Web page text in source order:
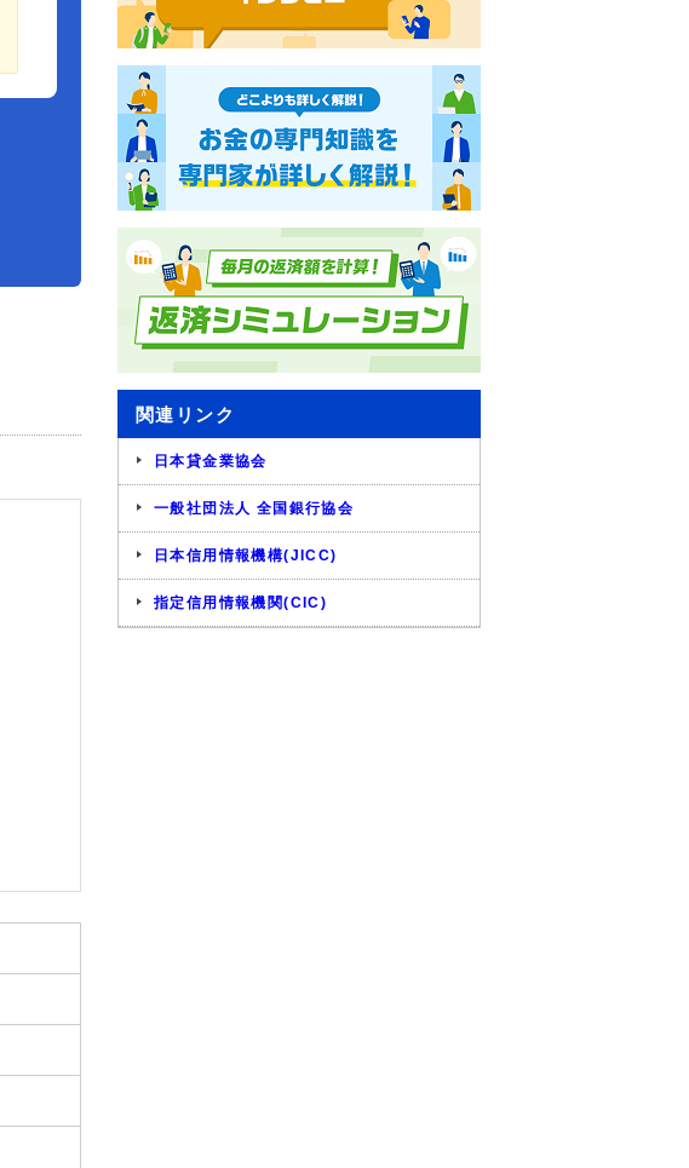
関連リンク
日本貸金業協会
一般社団法人 全国銀行協会
日本信用情報機構(JICC)
指定信用情報機関(CIC)